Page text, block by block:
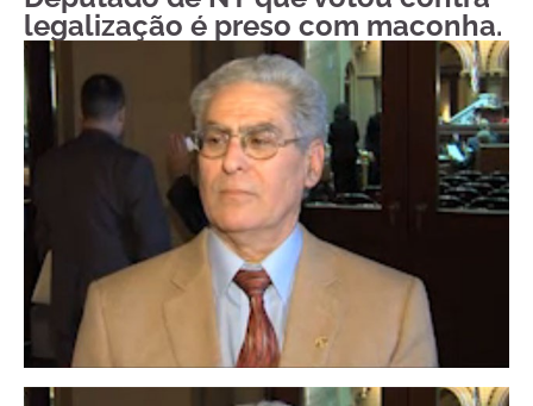
legalização é preso com maconha.